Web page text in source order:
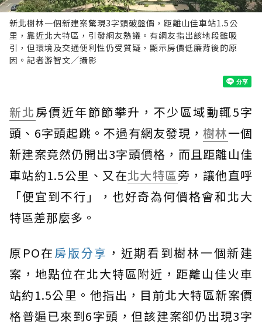
新北樹林一個新建案驚現3字頭破盤價，距離山佳車站1.5公
里，靠近北大特區，引發網友熱議。有網友指出該地段雖吸
引，但環境及交通便利性仍受質疑，顯示房價低廉背後的原
因。記者游智文／攝影
新北房價近年節節攀升，不少區域動輒5字
頭、6字頭起跳。不過有網友發現，樹林一個
新建案竟然仍開出3字頭價格，而且距離山佳
車站約1.5公里、又在北大特區旁，讓他直呼
「便宜到不行」，也好奇為何價格會和北大
特區差那麼多。
原PO在房版分享 ，近期看到樹林一個新建
案，地點位在北大特區附近，距離山佳火車
站約1.5公里。他指出，目前北大特區新案價
格普遍已來到6字頭，但該建案卻仍出現3字